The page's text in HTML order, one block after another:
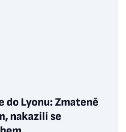
do Lyonu: Zmateně
nakazili se